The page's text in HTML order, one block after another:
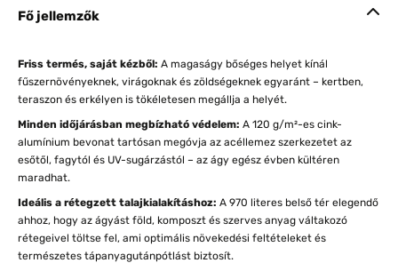
Fő jellemzők
Friss termés, saját kézből: A magaságy bőséges helyet kínál
fűszernövényeknek, virágoknak és zöldségeknek egyaránt – kertben,
teraszon és erkélyen is tökéletesen megállja a helyét.
Minden időjárásban megbízható védelem: A 120 g/m²-es cink-
alumínium bevonat tartósan megóvja az acéllemez szerkezetet az
esőtől, fagytól és UV-sugárzástól – az ágy egész évben kültéren
maradhat.
Ideális a rétegzett talajkialakításhoz: A 970 literes belső tér elegendő
ahhoz, hogy az ágyást föld, komposzt és szerves anyag váltakozó
rétegeivel töltse fel, ami optimális növekedési feltételeket és
természetes tápanyagutánpótlást biztosít.